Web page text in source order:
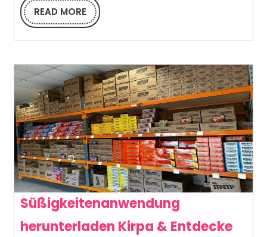
Niederlanden
READ MORE
READ
MORE
Süßigkeitenanwendung
herunterladen Kirpa & Entdecke